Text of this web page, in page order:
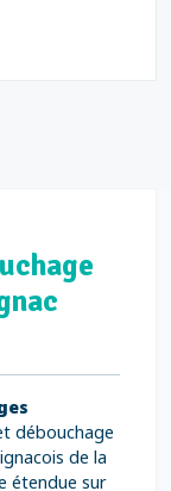
débouchage
de la
étendue sur